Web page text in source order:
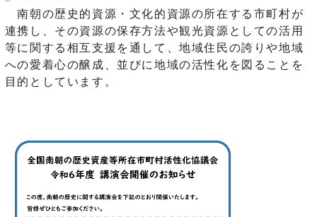
南朝の歴史的資源・文化的資源の所在する市町村が
連携し、その資源の保存方法や観光資源としての活用
等に関する相互支援を通して、地域住民の誇りや地域
への愛着心の醸成、並びに地域の活性化を図ることを
目的としています。